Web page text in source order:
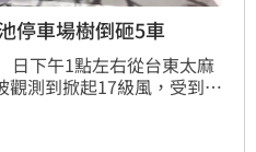
停車場樹倒砸5車
日下午1點左右從台東太麻
觀測到掀起17級風，受到外
午11時左右有兩棵榕樹遭